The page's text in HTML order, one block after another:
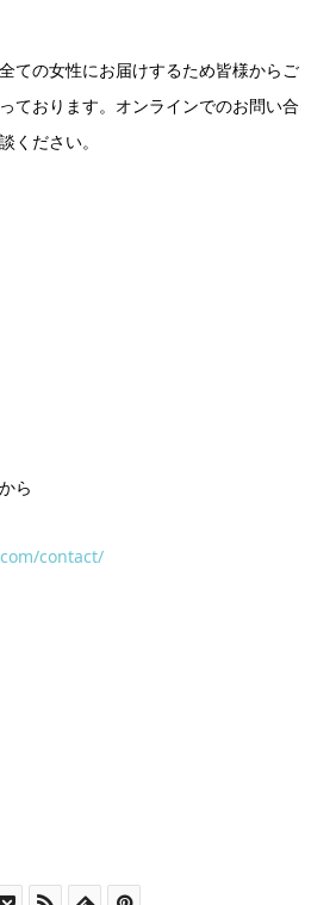
ての女性にお届けするため皆様からご
ております。オンラインでのお問い合
ください。
ら
contact/